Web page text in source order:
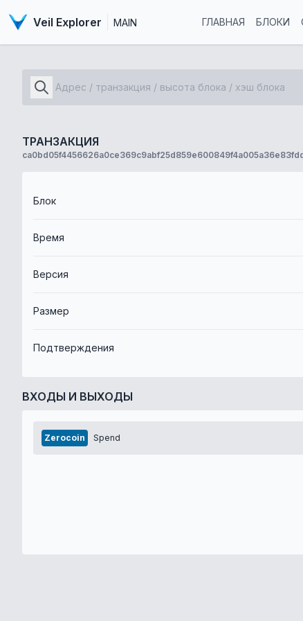
Veil Explorer MAIN ГЛАВНАЯ БЛОКИ
ТРАНЗАКЦИЯ
Блок
Время
Версия
Размер
Подтверждения
ВХОДЫ И ВЫХОДЫ
Zerocoin Spend